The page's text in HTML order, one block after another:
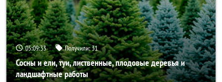
05:09:32 Получили:31
Сосны и ели, туи, лиственные, плодовые деревья и
ландшафтные работы